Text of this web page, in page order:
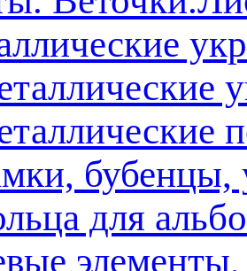
бубенцы,
для
элементы,